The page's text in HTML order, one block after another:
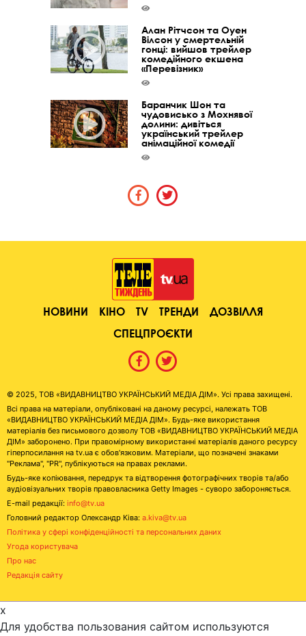
Алан Рітчсон та Оуен
Вілсон у смертельній
гонці: вийшов трейлер
комедійного екшена
«Перевізник»
Баранчик Шон та
чудовисько з Мохнявої
долини: дивіться
український трейлер
анімаційної комедії
НОВИНИ КІНО TV ТРЕНДИ
ДОЗВІЛЛЯ
СПЕЦПРОЄКТИ
© 2025, ТОВ «ВИДАВНИЦТВО УКРАЇНСЬКИЙ МЕДІА ДІМ». Усі права захищені.
Всі права на матеріали, опубліковані на даному ресурсі, належать ТОВ
«ВИДАВНИЦТВО УКРАЇНСЬКИЙ МЕДІА ДІМ». Будь-яке використання
матеріалів без письмового дозволу ТОВ «ВИДАВНИЦТВО УКРАЇНСЬКИЙ МЕДІА
ДІМ» заборонено. При правомірному використанні матеріалів даного ресурсу
гіперпосилання на tv.ua є обов'язковим. Матеріали, що позначені знаками
"Реклама", "PR", публікуються на правах реклами.
Будь-яке копіювання, передрук та відтворення фотографічних творів та/або
аудіовізуальних творів правовласника Getty Images - суворо забороняється.
E-mail редакції: info@tv.ua
Головний редактор Олександр Ківа: a.kiva@tv.ua
Політика у сфері конфіденційності та персональних даних
Угода користувача
Про нас
Редакція сайту
x
Для удобства пользования сайтом используются